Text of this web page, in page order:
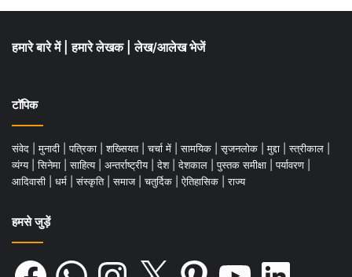
हमारे बारे में हमारे लेखक लेख/आलेख भेजें
टॉपिक
संवेद मुनादी पत्रिका शख्सियत चर्चा में सामयिक सृजनलोक मुद्दा स्त्रीकाल
व्यंग्य
सिनेमा साहित्य अन्तर्राष्ट्रीय देश देशकाल पुस्तक समीक्षा पर्यावरण
आदिवासी
धर्म संस्कृति समाज चतुर्दिक ऐतिहासिक राज्य
हमसे जुड़ें
Facebook WhatsAppInstagram Pinterest LinkedIn